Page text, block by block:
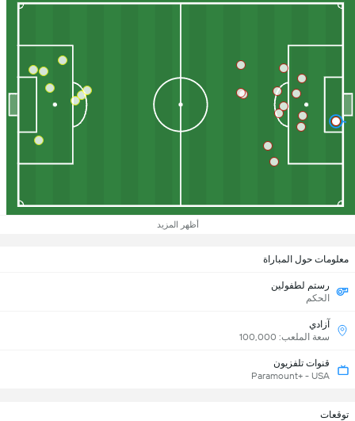
أظهر المزيد
معلومات حول المباراة
رستم لطفولين
الحكم
آزادي
سعة الملعب: 100,000
قنوات تلفزيون
Paramount+ - USA
توقعات